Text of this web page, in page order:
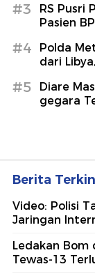
#3
RS Pusri
Pasien
#4
Polda
dari
#5
Diare
gegara
Berita
Video: Polisi
Jaringan
Ledakan Bom
Tewas-13